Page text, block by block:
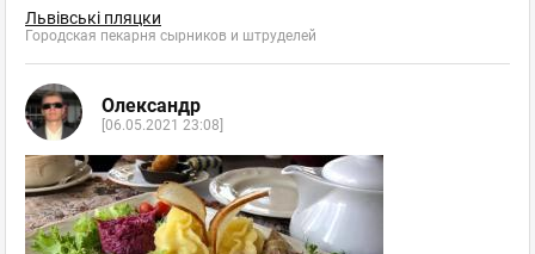
Львівські пляцки
Городская пекарня сырников и штруделей
Олександр
[06.05.2021 23:08]